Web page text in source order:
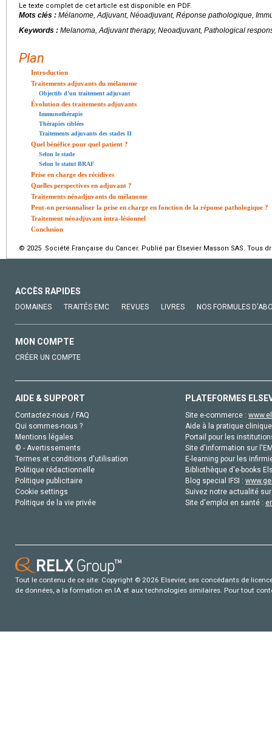
Le texte complet de cet article est disponible en PDF.
Mots clés : Mélanome, Adjuvant, Néoadjuvant, Réponse pathologique,
Keywords : Melanoma, Adjuvant therapy, Neoadjuvant, Pathological
Plan
Introduction
Traitements adjuvants du mélanome
Objectifs d’un traitement adjuvant
Évolution des traitements adjuvants
Immunothérapie
Thérapies ciblées
Traitements adjuvants des stades II
Quel bénéfice pour quel patient ?
Selon le stade
Selon le statut BRAF
Prise en charge des récidives
Quelles perspectives en adjuvant ?
Traitements néoadjuvants du mélanome
Peut-on personnaliser la prise en charge en fonction de la réponse pathologique ?
Traitement néoadjuvant intra-lésionnel
Conclusion
© 2025 Société Française du Cancer. Publié par Elsevier Masson SAS. Tous
ACCÈS RAPIDES
DOMAINES TRAITÉS EMC REVUES LIVRES NOS FORMULES
MON COMPTE
CRÉER UN COMPTE
AIDE & SUPPORT
Contactez-nous / FAQ
Qui sommes-nous ?
Mentions légales
© - Avertissements
Termes et conditions d'utilisation
Politique rédactionnelle
Politique publicitaire
Cookie settings
Politique de la vie privée
PLATEFORMES
Site e-commerce :
Aide à la pratique
Portail pour les
Site d'information sur
E-learning pour les
Bibliothèque d'e-books
Blog special IFSI :
Suivez notre actualité
Site d'emploi en santé :
Tout le contenu de ce site: Copyright © 2026 Elsevier, ses concédants de
de données, a la formation en IA et aux technologies similaires. Pour tout